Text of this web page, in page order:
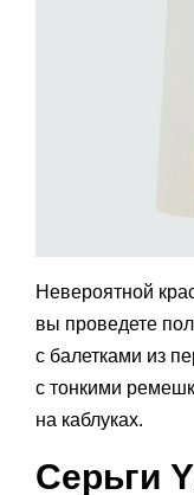
Невероятной
вы проведете
с балетками из
с тонкими
на каблуках.
Серьги